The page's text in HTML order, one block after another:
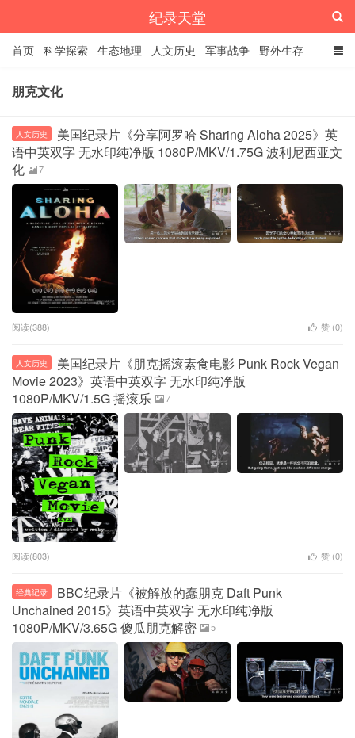
纪录天堂
首页 科学探索 生态地理 人文历史 军事战争 野外生存
经典纪录
朋克文化
人文历史
美国纪录片《分享阿罗哈 Sharing Aloha 2025》英
语中英双字 无水印纯净版 1080P/MKV/1.75G 波利尼西亚文
化
7
阅读(388) 赞 (0)
人文历史
美国纪录片《朋克摇滚素食电影 Punk Rock Vegan
Movie 2023》英语中英双字 无水印纯净版
1080P/MKV/1.5G 摇滚乐
7
阅读(803) 赞 (0)
经典记录
BBC纪录片《被解放的蠢朋克 Daft Punk
Unchained 2015》英语中英双字 无水印纯净版
1080P/MKV/3.65G 傻瓜朋克解密
5